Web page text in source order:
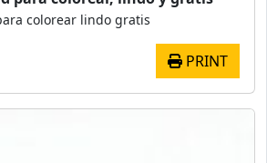
colorear lindo gratis
PRINT